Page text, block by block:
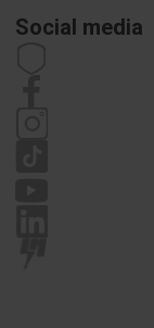
Pagos
Carrera
Social media